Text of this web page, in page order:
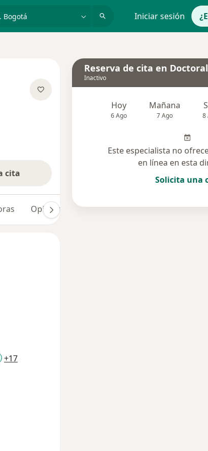
Bogotá Iniciar sesión
cita
Opiniones (28) Dudas solucionadas (19)
+17a11y_sr_more_diseases
Reserva de cita en
Inactivo
Hoy
6 Ago
Mañana
7 Ago 8
Este especialista no
en línea en esta
Solicita una